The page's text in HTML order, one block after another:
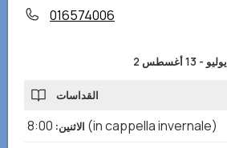
016574006
2 يوليو -13 أغسطس
القداسات
الاثنين:
8:00 (in cappella invernale)